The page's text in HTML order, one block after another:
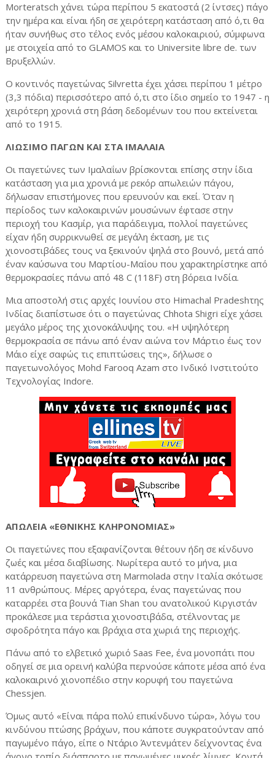
Morteratsch χάνει τώρα περίπου 5 εκατοστά (2 ίντσες) πάγο
την ημέρα και είναι ήδη σε χειρότερη κατάσταση από ό,τι θα
ήταν συνήθως στο τέλος ενός μέσου καλοκαιριού, σύμφωνα
με στοιχεία από το GLAMOS και το Universite libre de. των
Βρυξελλών.
Ο κοντινός παγετώνας Silvretta έχει χάσει περίπου 1 μέτρο
(3,3 πόδια) περισσότερο από ό,τι στο ίδιο σημείο το 1947 - η
χειρότερη χρονιά στη βάση δεδομένων του που εκτείνεται
από το 1915.
ΛΙΩΣΙΜΟ ΠΑΓΩΝ ΚΑΙ ΣΤΑ ΙΜΑΛΑΙΑ
Οι παγετώνες των Ιμαλαΐων βρίσκονται επίσης στην ίδια
κατάσταση για μια χρονιά με ρεκόρ απωλειών πάγου,
δήλωσαν επιστήμονες που ερευνούν και εκεί. Όταν η
περίοδος των καλοκαιρινών μουσώνων έφτασε στην
περιοχή του Κασμίρ, για παράδειγμα, πολλοί παγετώνες
είχαν ήδη συρρικνωθεί σε μεγάλη έκταση, με τις
χιονοστιβάδες τους να ξεκινούν ψηλά στο βουνό, μετά από
έναν καύσωνα του Μαρτίου-Μαΐου που χαρακτηρίστηκε από
θερμοκρασίες πάνω από 48 C (118F) στη βόρεια Ινδία.
Μια αποστολή στις αρχές Ιουνίου στο Himachal Pradeshτης
Ινδίας διαπίστωσε ότι ο παγετώνας Chhota Shigri είχε χάσει
μεγάλο μέρος της χιονοκάλυψης του. «Η υψηλότερη
θερμοκρασία σε πάνω από έναν αιώνα τον Μάρτιο έως τον
Μάιο είχε σαφώς τις επιπτώσεις της», δήλωσε ο
παγετωνολόγος Mohd Farooq Azam στο Ινδικό Ινστιτούτο
Τεχνολογίας Indore.
ΑΠΩΛΕΙΑ «ΕΘΝΙΚΗΣ ΚΛΗΡΟΝΟΜΙΑΣ»
Οι παγετώνες που εξαφανίζονται θέτουν ήδη σε κίνδυνο
ζωές και μέσα διαβίωσης. Νωρίτερα αυτό το μήνα, μια
κατάρρευση παγετώνα στη Marmolada στην Ιταλία σκότωσε
11 ανθρώπους. Μέρες αργότερα, ένας παγετώνας που
καταρρέει στα βουνά Tian Shan του ανατολικού Κιργιστάν
προκάλεσε μια τεράστια χιονοστιβάδα, στέλνοντας με
σφοδρότητα πάγο και βράχια στα χωριά της περιοχής.
Πάνω από το ελβετικό χωριό Saas Fee, ένα μονοπάτι που
οδηγεί σε μια ορεινή καλύβα περνούσε κάποτε μέσα από ένα
καλοκαιρινό χιονοπέδιο στην κορυφή του παγετώνα
Chessjen.
Όμως αυτό «Είναι πάρα πολύ επικίνδυνο τώρα», λόγω του
κινδύνου πτώσης βράχων, που κάποτε συγκρατούνταν από
παγωμένο πάγο, είπε ο Ντάριο Άντενμάτεν δείχνοντας ένα